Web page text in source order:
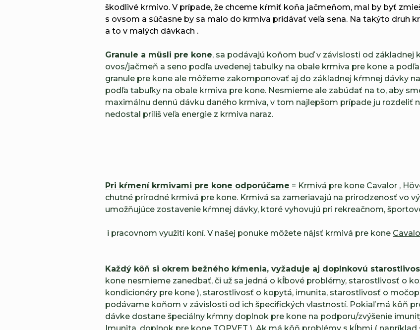
škodlivé krmivo. V prípade, že chceme kŕmiť koňa jačmeňom, mal by byť
s ovsom a súčasne by sa malo do krmiva pridávať veľa sena. Na takýto druh
a to v malých dávkach .
Granule a müsli pre kone, sa podávajú koňom buď v závislosti od základnej
ovos/jačmeň a seno podľa uvedenej tabuľky na obale krmiva pre kone a
granule pre kone ale môžeme zakomponovať aj do základnej kŕmnej dávky
podľa tabuľky na obale krmiva pre kone. Nesmieme ale zabúdať na to, aby
maximálnu dennú dávku daného krmiva, v tom najlepšom prípade ju rozdeliť
nedostal príliš veľa energie z krmiva naraz.
Pri kŕmení krmivami pre kone odporúčame = Krmivá pre kone Cavalor ,
chutné prírodné krmivá pre kone. Krmivá sa zameriavajú na prirodzenosť vo
umožňujúce zostavenie kŕmnej dávky, ktoré vyhovujú pri rekreačnom,
i pracovnom využití koní. V našej ponuke môžete nájsť krmivá pre kone
Každý kôň si okrem bežného kŕmenia, vyžaduje aj doplnkovú
kone nesmieme zanedbať, či už sa jedná o kĺbové problémy, starostlivosť o
kondicionéry pre kone ), starostlivosť o kopytá, imunita, starostlivosť o
podávame koňom v závislosti od ich špecifických vlastností. Pokiaľ má kôň
dávke dostane špeciálny kŕmny doplnok pre kone na podporu/zvýšenie